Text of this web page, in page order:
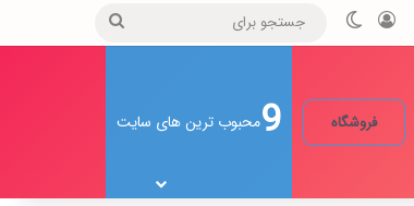
ورود تغییر پوسته
جستجو
فروشگاه 9محبوب ترین های سایت